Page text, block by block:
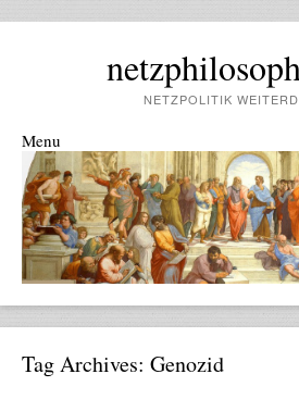
NETZPOLITIK
Menu
Skip to content
Tag Archives: Genozid